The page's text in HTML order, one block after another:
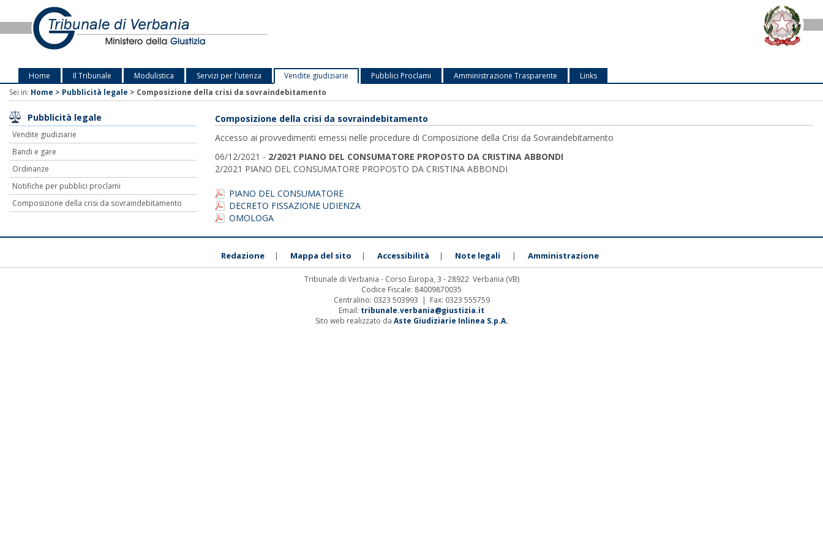
Home Il Tribunale Modulistica Servizi per l'utenza Vendite giudiziarie Pubblici Proclami Amministrazione Trasparente
Links
Sei in: Home > Pubblicità legale > Composizione della crisi da sovraindebitamento
Pubblicità legale
Vendite giudiziarie
Bandi e gare
Ordinanze
Notifiche per pubblici proclami
Composizione della crisi da sovraindebitamento
Composizione della crisi da sovraindebitamento
Accesso ai provvedimenti emessi nelle procedure di Composizione della Crisi da Sovraindebitamento
06/12/2021 - 2/2021 PIANO DEL CONSUMATORE PROPOSTO DA CRISTINA ABBONDI
2/2021 PIANO DEL CONSUMATORE PROPOSTO DA CRISTINA ABBONDI
PIANO DEL CONSUMATORE
DECRETO FISSAZIONE UDIENZA
OMOLOGA
Redazione | Mappa del sito | Accessibilità | Note legali | Amministrazione
Tribunale di Verbania - Corso Europa, 3 - 28922 Verbania (VB)
Codice Fiscale: 84009870035
Centralino: 0323 503993 | Fax: 0323 555759
Email: tribunale.verbania@giustizia.it
Sito web realizzato da Aste Giudiziarie Inlinea S.p.A.